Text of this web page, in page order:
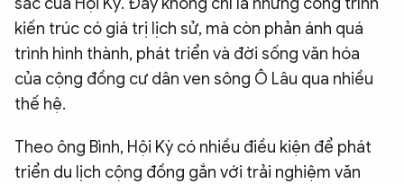
kiến trúc có giá trị lịch sử, mà còn phản ánh quá
trình hình thành, phát triển và đời sống văn hóa
của cộng đồng cư dân ven sông Ô Lâu qua nhiều
thế hệ.
Theo ông Bình, Hội Kỳ có nhiều điều kiện để phát
triển du lịch cộng đồng gắn với trải nghiệm văn